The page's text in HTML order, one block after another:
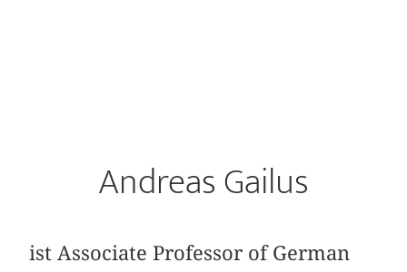
Andreas Gailus
ist Associate Professor of German